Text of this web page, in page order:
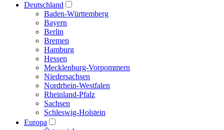
Deutschland
Baden-Württemberg
Bayern
Berlin
Bremen
Hamburg
Hessen
Mecklenburg-Vorpommern
Niedersachsen
Nordrhein-Westfalen
Rheinland-Pfalz
Sachsen
Schleswig-Holstein
Europa